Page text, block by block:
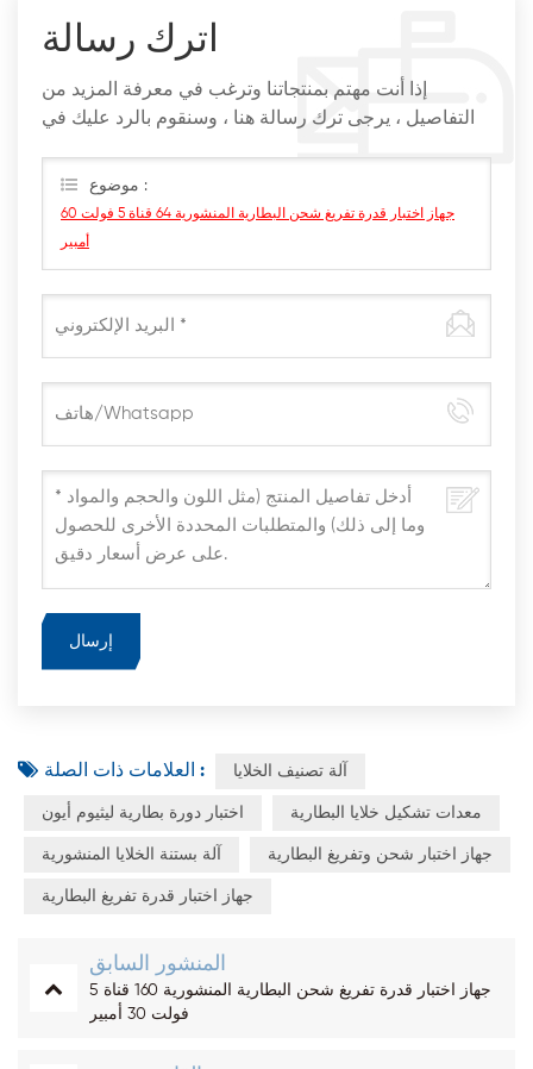
اترك رسالة
إذا أنت مهتم بمنتجاتنا وترغب في معرفة المزيد من
التفاصيل ، يرجى ترك رسالة هنا ، وسنقوم بالرد عليك في
موضوع :
جهاز اختبار قدرة تفريغ شحن البطارية المنشورية 64 قناة 5 فولت 60
أمبير
العلامات ذات الصلة : آلة تصنيف الخلايا
اختبار دورة بطارية ليثيوم أيون معدات تشكيل خلايا البطارية
آلة بستنة الخلايا المنشورية جهاز اختبار شحن وتفريغ البطارية
جهاز اختبار قدرة تفريغ البطارية
المنشور السابق
جهاز اختبار قدرة تفريغ شحن البطارية المنشورية 160 قناة 5
فولت 30 أمبير